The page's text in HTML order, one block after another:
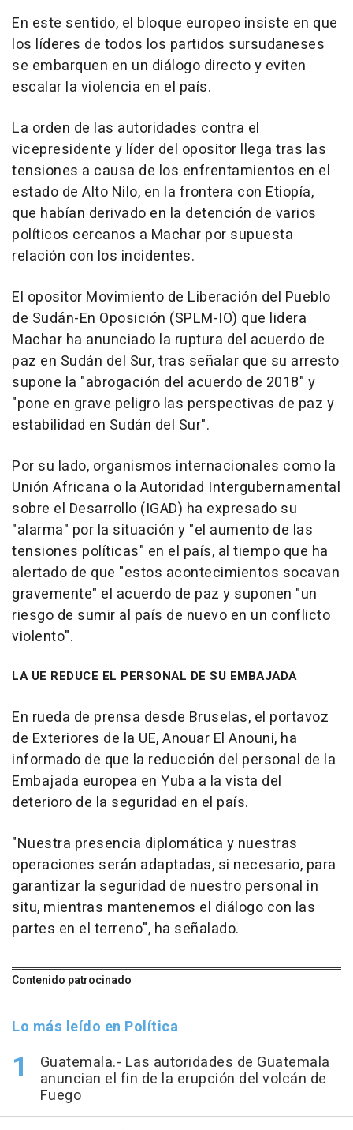
En este sentido, el bloque europeo insiste en que
los líderes de todos los partidos sursudaneses
se embarquen en un diálogo directo y eviten
escalar la violencia en el país.
La orden de las autoridades contra el
vicepresidente y líder del opositor llega tras las
tensiones a causa de los enfrentamientos en el
estado de Alto Nilo, en la frontera con Etiopía,
que habían derivado en la detención de varios
políticos cercanos a Machar por supuesta
relación con los incidentes.
El opositor Movimiento de Liberación del Pueblo
de Sudán-En Oposición (SPLM-IO) que lidera
Machar ha anunciado la ruptura del acuerdo de
paz en Sudán del Sur, tras señalar que su arresto
supone la "abrogación del acuerdo de 2018" y
"pone en grave peligro las perspectivas de paz y
estabilidad en Sudán del Sur".
Por su lado, organismos internacionales como la
Unión Africana o la Autoridad Intergubernamental
sobre el Desarrollo (IGAD) ha expresado su
"alarma" por la situación y "el aumento de las
tensiones políticas" en el país, al tiempo que ha
alertado de que "estos acontecimientos socavan
gravemente" el acuerdo de paz y suponen "un
riesgo de sumir al país de nuevo en un conflicto
violento".
LA UE REDUCE EL PERSONAL DE SU EMBAJADA
En rueda de prensa desde Bruselas, el portavoz
de Exteriores de la UE, Anouar El Anouni, ha
informado de que la reducción del personal de la
Embajada europea en Yuba a la vista del
deterioro de la seguridad en el país.
"Nuestra presencia diplomática y nuestras
operaciones serán adaptadas, si necesario, para
garantizar la seguridad de nuestro personal in
situ, mientras mantenemos el diálogo con las
partes en el terreno", ha señalado.
Contenido patrocinado
Lo más leído en Política
Guatemala.- Las autoridades de Guatemala
anuncian el fin de la erupción del volcán de
Fuego